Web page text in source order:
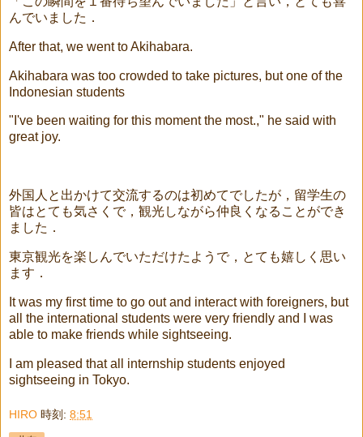
んでいました．
After that, we went to Akihabara.
Akihabara was too crowded to take pictures, but one of the
Indonesian students
"I've been waiting for this moment the most.," he said with
great joy.
外国人と出かけて交流するのは初めてでしたが，留学生の
皆はとても気さくで，観光しながら仲良くなることができ
ました．
東京観光を楽しんでいただけたようで，とても嬉しく思い
ます．
It was my first time to go out and interact with foreigners, but
all the international students were very friendly and I was
able to make friends while sightseeing.
I am pleased that all internship students enjoyed
sightseeing in Tokyo.
HIRO 時刻: 8:51